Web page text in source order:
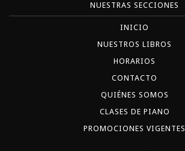
NUESTRAS SECCIONES
INICIO
NUESTROS LIBROS
HORARIOS
CONTACTO
QUIÉNES SOMOS
CLASES DE PIANO
PROMOCIONES VIGENTES